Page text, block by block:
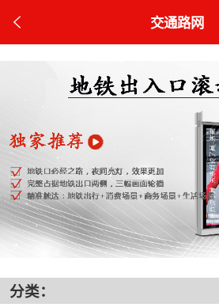
交通路网
分类：